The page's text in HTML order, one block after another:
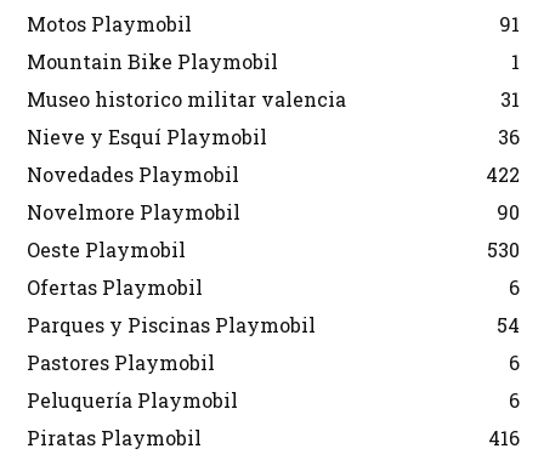
Motos Playmobil
91
Mountain Bike Playmobil
1
Museo historico militar valencia
31
Nieve y Esquí Playmobil
36
Novedades Playmobil
422
Novelmore Playmobil
90
Oeste Playmobil
530
Ofertas Playmobil
6
Parques y Piscinas Playmobil
54
Pastores Playmobil
6
Peluquería Playmobil
6
Piratas Playmobil
416